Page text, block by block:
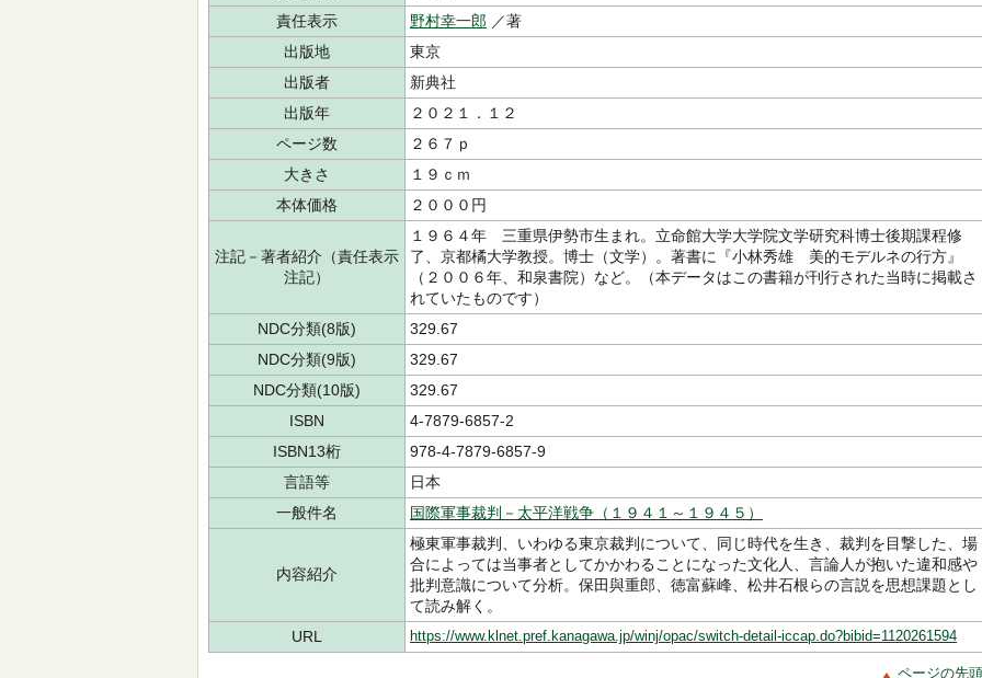
責任表示
野村幸一郎 ／著
出版地
東京
出版者
新典社
出版年
２０２１．１２
ページ数
２６７ｐ
大きさ
１９ｃｍ
本体価格
２０００円
注記－著者紹介（責任表示
注記）
１９６４年 三重県伊勢市生まれ。立命館大学大学院文学研究科博士後期課程修
了、京都橘大学教授。博士（文学）。著書に『小林秀雄 美的モデルネの行方』
（２００６年、和泉書院）など。（本データはこの書籍が刊行された当時に掲載さ
れていたものです）
NDC分類(8版)
329.67
NDC分類(9版)
329.67
NDC分類(10版)
329.67
ISBN
4-7879-6857-2
ISBN13桁
978-4-7879-6857-9
言語等
日本
一般件名
国際軍事裁判－太平洋戦争（１９４１～１９４５）
内容紹介
極東軍事裁判、いわゆる東京裁判について、同じ時代を生き、裁判を目撃した、場
合によっては当事者としてかかわることになった文化人、言論人が抱いた違和感や
批判意識について分析。保田與重郎、徳富蘇峰、松井石根らの言説を思想課題とし
て読み解く。
URL
https://www.klnet.pref.kanagawa.jp/winj/opac/switch-detail-iccap.do?bibid=1120261594
ページの先